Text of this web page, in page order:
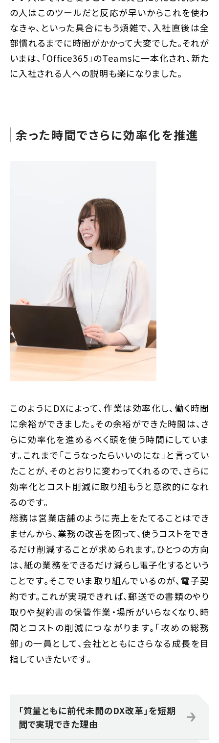
の人はこのツールだと反応が早いからこれを使わ
なきゃ、といった具合にもう煩雑で、入社直後は全
部慣れるまでに時間がかかって大変でした。それが
いまは、「Office365」のTeamsに一本化され、新た
に入社される人への説明も楽になりました。
余った時間でさらに効率化を推進
このようにDXによって、作業は効率化し、働く時間
に余裕ができました。その余裕ができた時間は、さ
らに効率化を進めるべく頭を使う時間にしていま
す。これまで「こうなったらいいのにな」と言ってい
たことが、そのとおりに変わってくれるので、さらに
効率化とコスト削減に取り組もうと意欲的になれ
るのです。
総務は営業店舗のように売上をたてることはでき
ませんから、業務の改善を図って、使うコストをでき
るだけ削減することが求められます。ひとつの方向
は、紙の業務をできるだけ減らし電子化するという
ことです。そこでいま取り組んでいるのが、電子契
約です。これが実現できれば、郵送での書類のやり
取りや契約書の保管作業・場所がいらなくなり、時
間とコストの削減につながります。「攻めの総務
部」の一員として、会社とともにさらなる成長を目
指していきたいです。
「質量ともに前代未聞のDX改革」を短期
間で実現できた理由